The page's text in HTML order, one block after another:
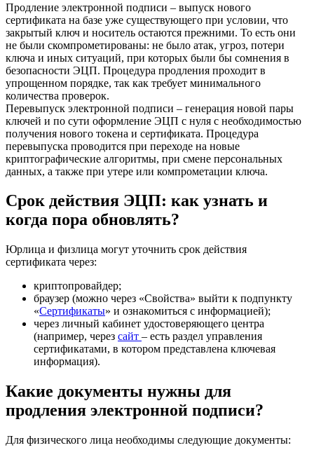
Продление электронной подписи – выпуск нового
сертификата на базе уже существующего при условии, что
закрытый ключ и носитель остаются прежними. То есть они
не были скомпрометированы: не было атак, угроз, потери
ключа и иных ситуаций, при которых были бы сомнения в
безопасности ЭЦП. Процедура продления проходит в
упрощенном порядке, так как требует минимального
количества проверок.
Перевыпуск электронной подписи – генерация новой пары
ключей и по сути оформление ЭЦП с нуля с необходимостью
получения нового токена и сертификата. Процедура
перевыпуска проводится при переходе на новые
криптографические алгоритмы, при смене персональных
данных, а также при утере или компрометации ключа.
Срок действия ЭЦП: как узнать и
когда пора обновлять?
Юрлица и физлица могут уточнить срок действия
сертификата через:
криптопровайдер;
браузер (можно через «Свойства» выйти к подпункту
«Сертификаты» и ознакомиться с информацией);
через личный кабинет удостоверяющего центра
(например, через сайт – есть раздел управления
сертификатами, в котором представлена ключевая
информация).
Какие документы нужны для
продления электронной подписи?
Для физического лица необходимы следующие документы: